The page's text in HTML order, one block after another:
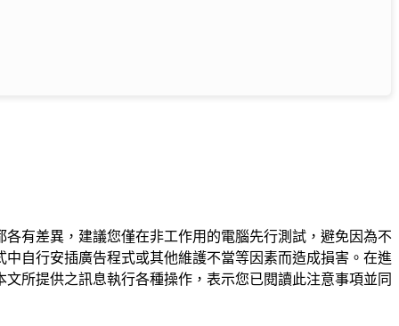
有差異，建議您僅在非工作用的電腦先行測試，避免因為不
自行安插廣告程式或其他維護不當等因素而造成損害。在進
所提供之訊息執行各種操作，表示您已閱讀此注意事項並同